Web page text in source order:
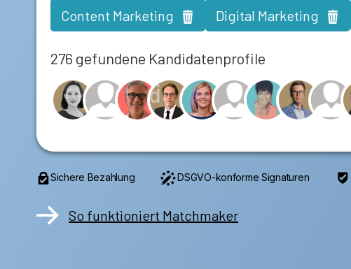
Content Marketing Digital Marketing
276 gefundene Kandidatenprofile
Sichere Bezahlung DSGVO-konforme Signaturen
So funktioniert Matchmaker